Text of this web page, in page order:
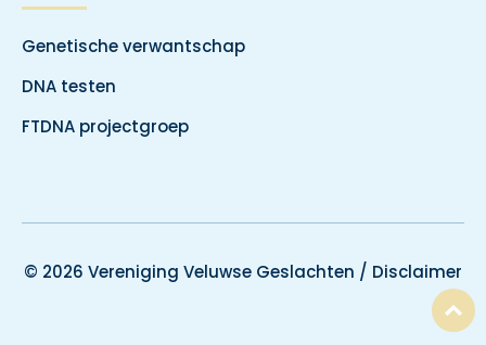
Genetische verwantschap
DNA testen
FTDNA projectgroep
© 2026 Vereniging Veluwse Geslachten / Disclaimer